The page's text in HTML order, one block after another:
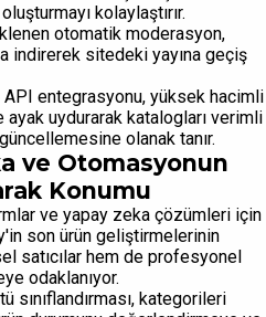
kolaylaştırır.
otomatik moderasyon,
indirerek sitedeki yayına geçiş
entegrasyonu, yüksek hacimli
ayak uydurarak katalogları verimli
olanak tanır.
ve Otomasyonun
Konumu
ve yapay zeka çözümleri için
son ürün geliştirmelerinin
satıcılar hem de profesyonel
odaklanıyor.
sınıflandırması, kategorileri